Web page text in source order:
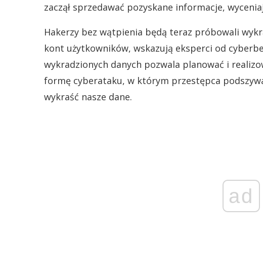
zaczął sprzedawać pozyskane informacje,
Hakerzy bez wątpienia będą teraz próbowali
kont użytkowników, wskazują eksperci od
wykradzionych danych pozwala planować i
formę cyberataku, w którym przestępca
wykraść nasze dane.
ad